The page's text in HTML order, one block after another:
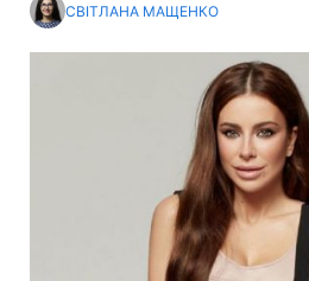
СВІТЛАНА МАЩЕНКО